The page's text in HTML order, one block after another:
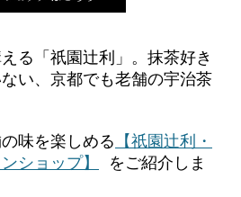
る「祇園辻利」。抹茶好き
い、京都でも老舗の宇治茶
味を楽しめる 【祇園辻利・
ショップ】
をご紹介しま